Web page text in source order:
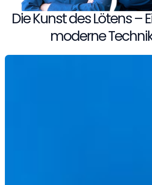
Die Kunst des Lötens –
moderne